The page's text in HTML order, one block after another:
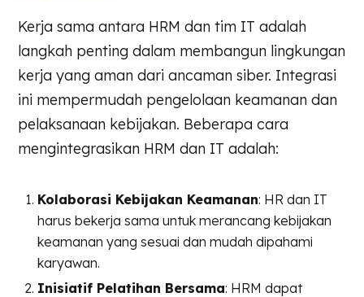
Kerja sama antara HRM dan tim IT adalah
langkah penting dalam membangun lingkungan
kerja yang aman dari ancaman siber. Integrasi
ini mempermudah pengelolaan keamanan dan
pelaksanaan kebijakan. Beberapa cara
mengintegrasikan HRM dan IT adalah:
Kolaborasi Kebijakan Keamanan: HR dan IT
harus bekerja sama untuk merancang kebijakan
keamanan yang sesuai dan mudah dipahami
karyawan.
Inisiatif Pelatihan Bersama: HRM dapat